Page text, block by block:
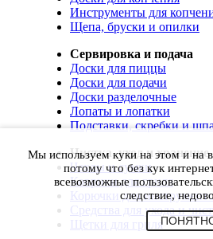
Инструменты для
Щепа, бруски и опилки
Сервировка и подача
Доски для пиццы
Доски для подачи
Доски разделочные
Лопаты и лопатки
Подставки, скребки и
Чистка, уход и хранение
Чехлы и сумки
Коврики для гриля
Корючки для
Средства для ухода и
Щетки для гриля
Мы используем куки на этом и на
потому что без кук
всевозможные
следствие,